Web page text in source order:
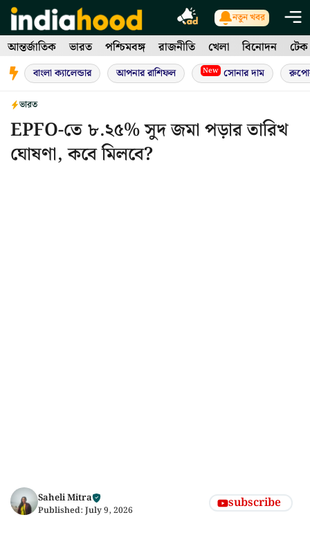
Skip
to
content
নতুন খবর
আন্তর্জাতিক ভারত পশ্চিমবঙ্গ রাজনীতি খেলা বিনোদন টেক
বাংলা ক্যালেন্ডার আপনার রাশিফল New সোনার দাম
ভারত
EPFO-তে ৮.২৫% সুদ জমা পড়ার তারিখ
ঘোষণা, কবে মিলবে?
Saheli Mitra
Published: July 9, 2026 subscribe